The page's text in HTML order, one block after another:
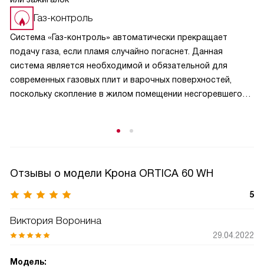
Газ-контроль
Система «Газ-контроль» автоматически прекращает
подачу газа, если пламя случайно погаснет. Данная
система является необходимой и обязательной для
современных газовых плит и варочных поверхностей,
поскольку скопление в жилом помещении несгоревшего
Отзывы о модели Крона ORTICA 60 WH
5
Виктория Воронина
29.04.2022
Модель: